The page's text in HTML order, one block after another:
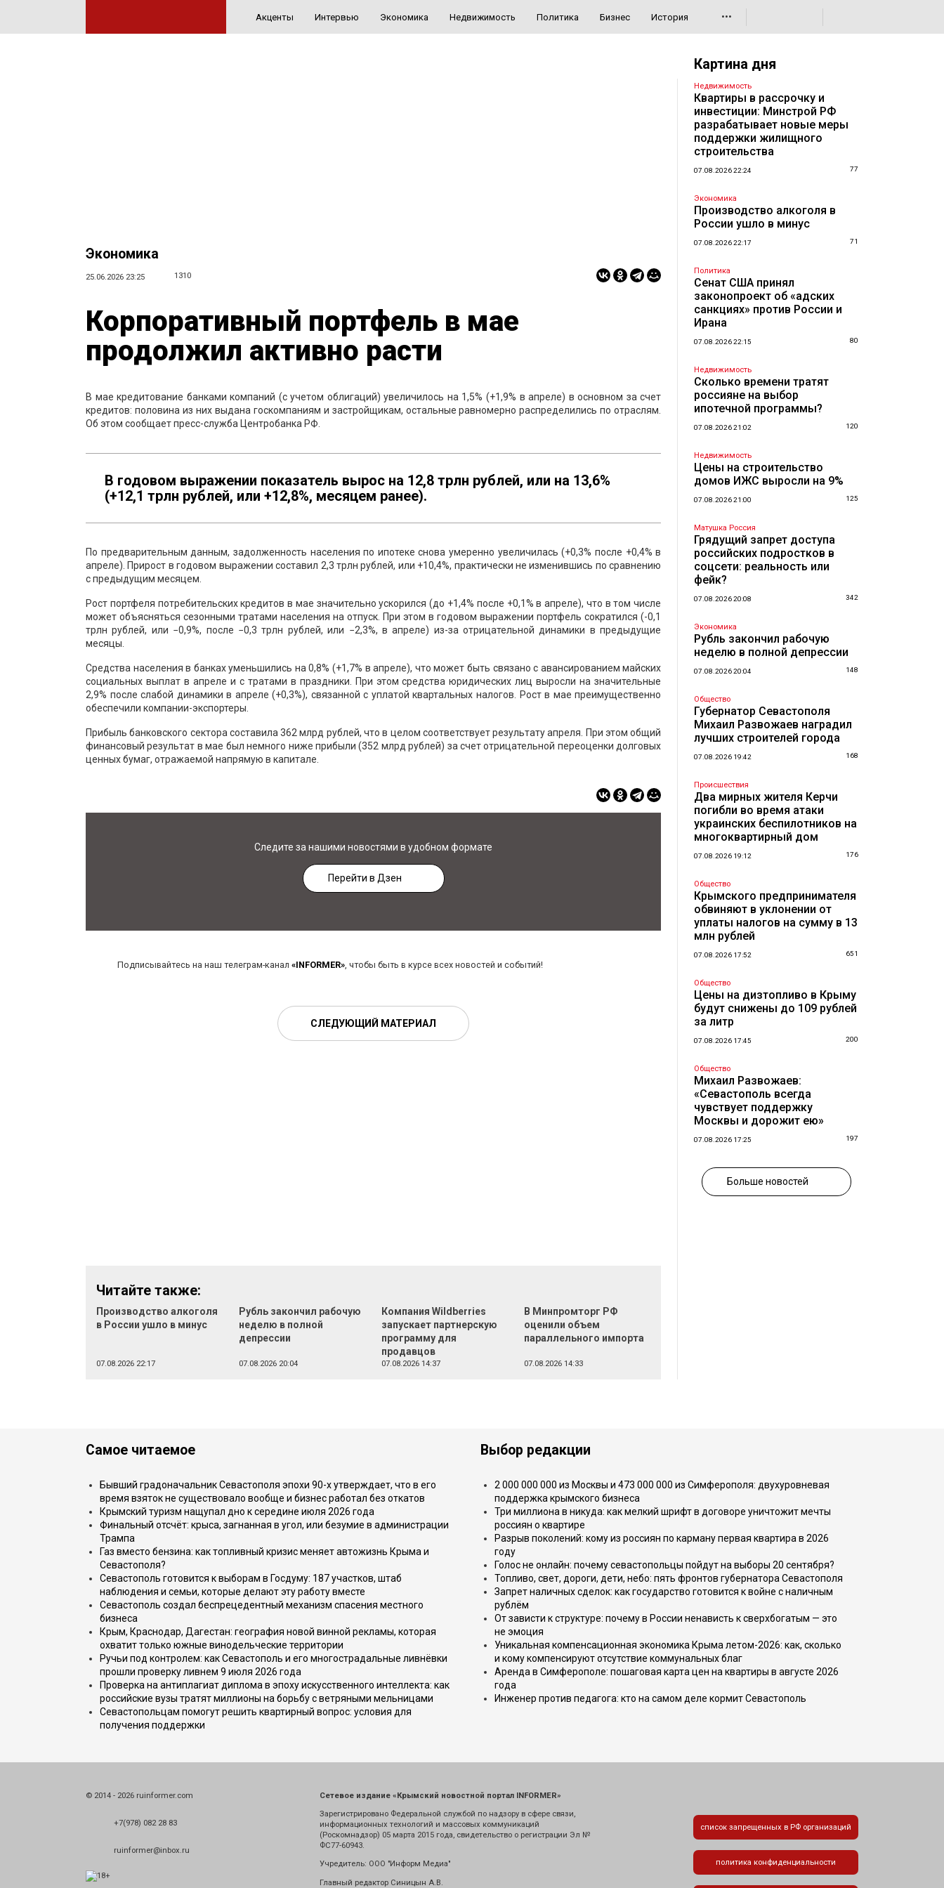
Акценты Интервью Экономика Недвижимость Политика Бизнес История •••
Экономика
25.06.2026 23:25 1310
Корпоративный портфель в мае
продолжил активно расти
В мае кредитование банками компаний (с учетом облигаций) увеличилось на 1,5% (+1,9% в апреле) в основном за счет
кредитов: половина из них выдана госкомпаниям и застройщикам, остальные равномерно распределились по отраслям.
Об этом сообщает пресс-служба Центробанка РФ.
В годовом выражении показатель вырос на 12,8 трлн рублей, или на 13,6%
(+12,1 трлн рублей, или +12,8%, месяцем ранее).
По предварительным данным, задолженность населения по ипотеке снова умеренно увеличилась (+0,3% после +0,4% в
апреле). Прирост в годовом выражении составил 2,3 трлн рублей, или +10,4%, практически не изменившись по сравнению
с предыдущим месяцем.
Рост портфеля потребительских кредитов в мае значительно ускорился (до +1,4% после +0,1% в апреле), что в том числе
может объясняться сезонными тратами населения на отпуск. При этом в годовом выражении портфель сократился (-0,1
трлн рублей, или −0,9%, после −0,3 трлн рублей, или −2,3%, в апреле) из-за отрицательной динамики в предыдущие
месяцы.
Средства населения в банках уменьшились на 0,8% (+1,7% в апреле), что может быть связано с авансированием майских
социальных выплат в апреле и с тратами в праздники. При этом средства юридических лиц выросли на значительные
2,9% после слабой динамики в апреле (+0,3%), связанной с уплатой квартальных налогов. Рост в мае преимущественно
обеспечили компании-экспортеры.
Прибыль банковского сектора составила 362 млрд рублей, что в целом соответствует результату апреля. При этом общий
финансовый результат в мае был немного ниже прибыли (352 млрд рублей) за счет отрицательной переоценки долговых
ценных бумаг, отражаемой напрямую в капитале.
Следите за нашими новостями в удобном формате
Перейти в Дзен
Подписывайтесь на наш телеграм-канал «INFORMER», чтобы быть в курсе всех новостей и событий!
СЛЕДУЮЩИЙ МАТЕРИАЛ
Читайте также:
Производство алкоголя
в России ушло в минус
07.08.2026 22:17
Рубль закончил рабочую
неделю в полной
депрессии
07.08.2026 20:04
Компания Wildberries
запускает партнерскую
программу для
продавцов
07.08.2026 14:37
В Минпромторг РФ
оценили объем
параллельного импорта
07.08.2026 14:33
Картина дня
Недвижимость
Квартиры в рассрочку и
инвестиции: Минстрой РФ
разрабатывает новые меры
поддержки жилищного
строительства
07.08.2026 22:24 77
Экономика
Производство алкоголя в
России ушло в минус
07.08.2026 22:17 71
Политика
Сенат США принял
законопроект об «адских
санкциях» против России и
Ирана
07.08.2026 22:15 80
Недвижимость
Сколько времени тратят
россияне на выбор
ипотечной программы?
07.08.2026 21:02 120
Недвижимость
Цены на строительство
домов ИЖС выросли на 9%
07.08.2026 21:00 125
Матушка Россия
Грядущий запрет доступа
российских подростков в
соцсети: реальность или
фейк?
07.08.2026 20:08 342
Экономика
Рубль закончил рабочую
неделю в полной депрессии
07.08.2026 20:04 148
Общество
Губернатор Севастополя
Михаил Развожаев наградил
лучших строителей города
07.08.2026 19:42 168
Происшествия
Два мирных жителя Керчи
погибли во время атаки
украинских беспилотников на
многоквартирный дом
07.08.2026 19:12 176
Общество
Крымского предпринимателя
обвиняют в уклонении от
уплаты налогов на сумму в 13
млн рублей
07.08.2026 17:52 651
Общество
Цены на дизтопливо в Крыму
будут снижены до 109 рублей
за литр
07.08.2026 17:45 200
Общество
Михаил Развожаев:
«Севастополь всегда
чувствует поддержку
Москвы и дорожит ею»
07.08.2026 17:25 197
Больше новостей
Самое читаемое
Бывший градоначальник Севастополя эпохи 90-х утверждает, что в его
время взяток не существовало вообще и бизнес работал без откатов
Крымский туризм нащупал дно к середине июля 2026 года
Финальный отсчёт: крыса, загнанная в угол, или безумие в администрации
Трампа
Газ вместо бензина: как топливный кризис меняет автожизнь Крыма и
Севастополя?
Севастополь готовится к выборам в Госдуму: 187 участков, штаб
наблюдения и семьи, которые делают эту работу вместе
Севастополь создал беспрецедентный механизм спасения местного
бизнеса
Крым, Краснодар, Дагестан: география новой винной рекламы, которая
охватит только южные винодельческие территории
Ручьи под контролем: как Севастополь и его многострадальные ливнёвки
прошли проверку ливнем 9 июля 2026 года
Проверка на антиплагиат диплома в эпоху искусственного интеллекта: как
российские вузы тратят миллионы на борьбу с ветряными мельницами
Севастопольцам помогут решить квартирный вопрос: условия для
получения поддержки
Выбор редакции
2 000 000 000 из Москвы и 473 000 000 из Симферополя: двухуровневая
поддержка крымского бизнеса
Три миллиона в никуда: как мелкий шрифт в договоре уничтожит мечты
россиян о квартире
Разрыв поколений: кому из россиян по карману первая квартира в 2026
году
Голос не онлайн: почему севастопольцы пойдут на выборы 20 сентября?
Топливо, свет, дороги, дети, небо: пять фронтов губернатора Севастополя
Запрет наличных сделок: как государство готовится к войне с наличным
рублём
От зависти к структуре: почему в России ненависть к сверхбогатым — это
не эмоция
Уникальная компенсационная экономика Крыма летом-2026: как, сколько
и кому компенсируют отсутствие коммунальных благ
Аренда в Симферополе: пошаговая карта цен на квартиры в августе 2026
года
Инженер против педагога: кто на самом деле кормит Севастополь
© 2014 - 2026 ruinformer.com
+7(978) 082 28 83
ruinformer@inbox.ru
Сетевое издание «Крымский новостной портал INFORMER»
Зарегистрировано Федеральной службой по надзору в сфере связи,
информационных технологий и массовых коммуникаций
(Роскомнадзор) 05 марта 2015 года, свидетельство о регистрации Эл №
ФС77-60943.
Учредитель: ООО "Информ Медиа"
Главный редактор Синицын А.В.
список запрещенных в РФ организаций
политика конфиденциальности